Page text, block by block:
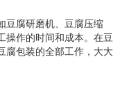
豆腐研磨机、豆腐压缩
操作的时间和成本。在豆
腐包装的全部工作，大大